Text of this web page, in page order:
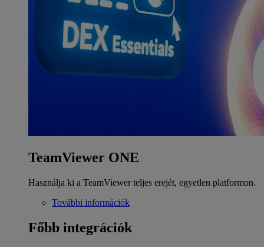
TeamViewer ONE
Használja ki a TeamViewer teljes erejét, egyetlen platformon.
További információk
Főbb integrációk